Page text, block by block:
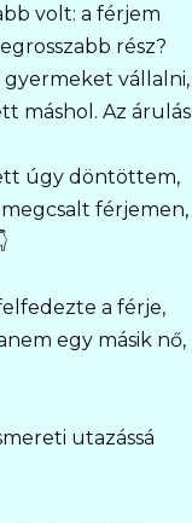
volt: a férjem
rész?
vállalni,
máshol. Az árulás
úgy döntöttem,
férjemen,
a férje,
egy másik nő,
utazássá